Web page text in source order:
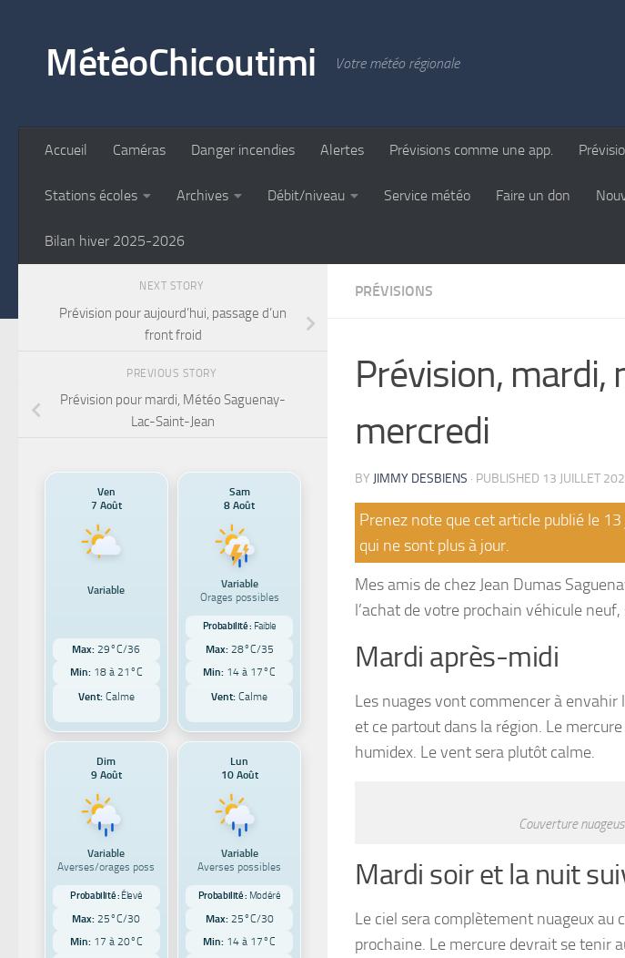
MétéoChicoutimi Votre météo régionale
Accueil Caméras Danger incendies Alertes Prévisions comme une app.
Stations écoles Archives Débit/niveau Service météo Faire un don
Bilan hiver 2025-2026
PRÉVISIONS
Prévision, mardi,
mercredi
BY JIMMY DESBIENS · PUBLISHED 13 JUILLET
Prenez note que cet article publié le
qui ne sont plus à jour.
Mes amis de chez Jean Dumas
l’achat de votre prochain véhicule
Mardi après-midi
Les nuages vont commencer à
et ce partout dans la région. Le
humidex. Le vent sera plutôt calme.
Couverture
Mardi soir et la nuit
Le ciel sera complètement nuageux au
prochaine. Le mercure devrait se tenir
NEXT STORY
Prévision pour aujourd’hui, passage d’un
front froid
PREVIOUS STORY
Prévision pour mardi, Météo Saguenay-
Lac-Saint-Jean
Ven
7 Août
Variable
Max: 29°C/36
Min: 18 à 21°C
Vent:Calme
Sam
8 Août
Variable
Orages possibles
Probabilité : Faible
Max: 28°C/35
Min: 14 à 17°C
Vent: Calme
Dim
9 Août
Variable
Averses/orages poss
Probabilité : Élevé
Max: 25°C/30
Min: 17 à 20°C
Lun
10 Août
Variable
Averses possibles
Probabilité : Modéré
Max: 25°C/30
Min: 14 à 17°C